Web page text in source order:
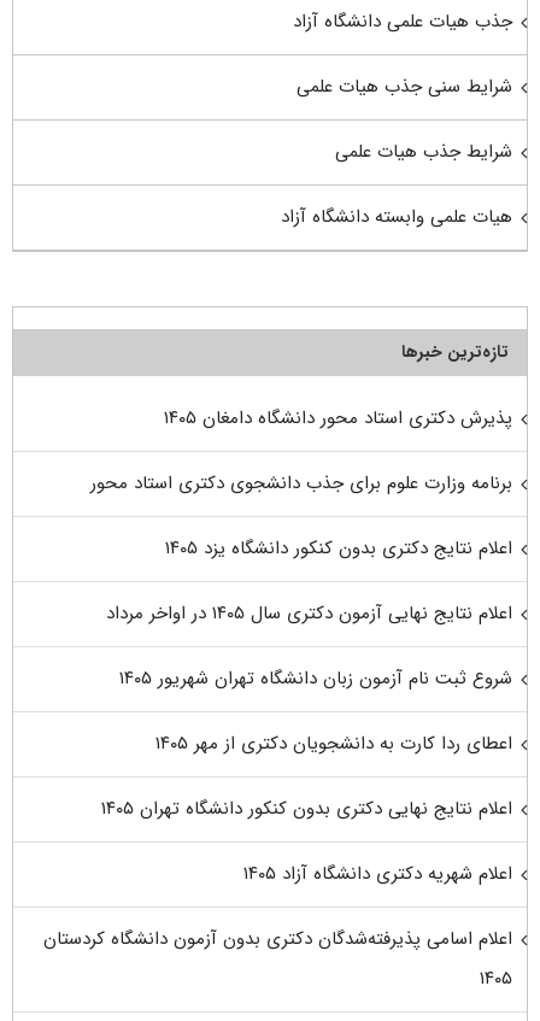
جذب هیات علمی دانشگاه آزاد
شرایط سنی جذب هیات علمی
شرایط جذب هیات علمی
هیات علمی وابسته دانشگاه آزاد
تازه‌ترین خبرها
پذیرش دکتری استاد محور دانشگاه دامغان ۱۴۰۵
برنامه وزارت علوم برای جذب دانشجوی دکتری استاد محور
اعلام نتایج دکتری بدون کنکور دانشگاه یزد ۱۴۰۵
اعلام نتایج نهایی آزمون دکتری سال ۱۴۰۵ در اواخر مرداد
شروع ثبت نام آزمون زبان دانشگاه تهران شهریور ۱۴۰۵
اعطای ردا کارت به دانشجویان دکتری از مهر ۱۴۰۵
اعلام نتایج نهایی دکتری بدون کنکور دانشگاه تهران ۱۴۰۵
اعلام شهریه دکتری دانشگاه آزاد ۱۴۰۵
اعلام اسامی پذیرفته‌شدگان دکتری بدون آزمون دانشگاه کردستان
۱۴۰۵